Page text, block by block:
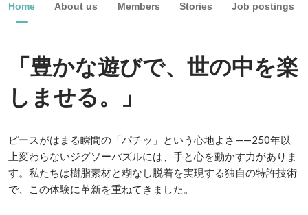
Home About us Members Stories Job postings
「豊かな遊びで、世の中を楽
しませる。」
ピースがはまる瞬間の「パチッ」という心地よさ——250年以
上変わらないジグソーパズルには、手と心を動かす力がありま
す。私たちは樹脂素材と糊なし脱着を実現する独自の特許技術
で、この体験に革新を重ねてきました。